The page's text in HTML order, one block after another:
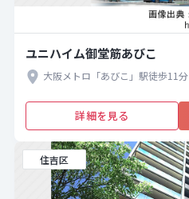
ユニハイム御堂筋あびこ
大阪メトロ「あびこ」駅徒歩11分
詳細を見る
住吉区